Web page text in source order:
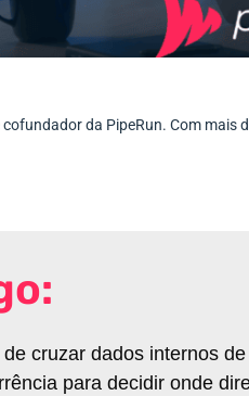
da PipeRun. Com
cruzar dados internos
para decidir onde